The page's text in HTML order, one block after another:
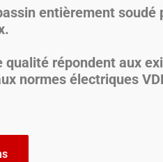
entièrement soudé
qualité répondent aux
normes électriques